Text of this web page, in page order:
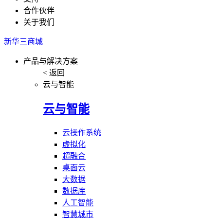
合作伙伴
关于我们
新华三商城
产品与解决方案
< 返回
云与智能
云与智能
云操作系统
虚拟化
超融合
桌面云
大数据
数据库
人工智能
智慧城市